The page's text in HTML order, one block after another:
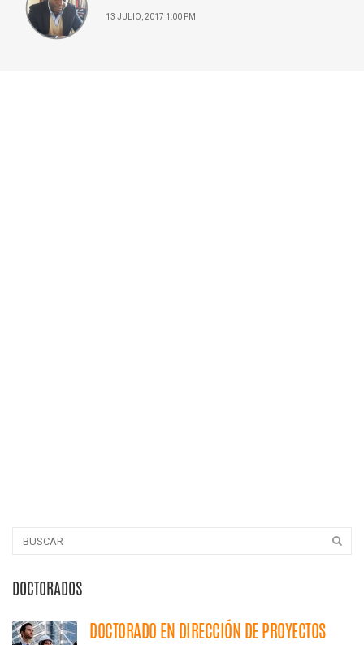
13 JULIO, 2017 1:00 PM
DOCTORADOS
DOCTORADO EN DIRECCIÓN DE PROYECTOS